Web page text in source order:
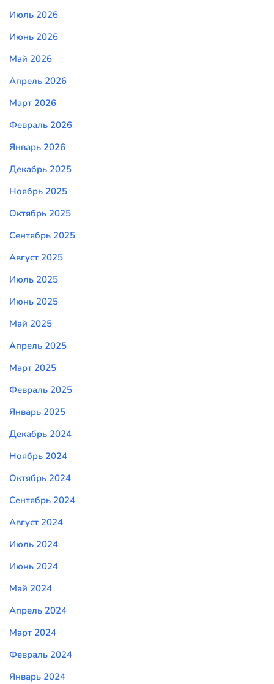
Июль 2026
Июнь 2026
Май 2026
Апрель 2026
Март 2026
Февраль 2026
Январь 2026
Декабрь 2025
Ноябрь 2025
Октябрь 2025
Сентябрь 2025
Август 2025
Июль 2025
Июнь 2025
Май 2025
Апрель 2025
Март 2025
Февраль 2025
Январь 2025
Декабрь 2024
Ноябрь 2024
Октябрь 2024
Сентябрь 2024
Август 2024
Июль 2024
Июнь 2024
Май 2024
Апрель 2024
Март 2024
Февраль 2024
Январь 2024